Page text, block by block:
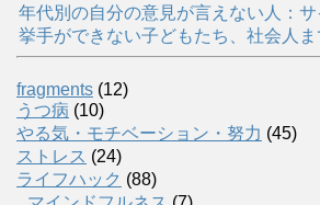
年代別の自分の意見が言えない人：サ
挙手ができない子どもたち、社会人ま
fragments (12)
うつ病 (10)
やる気・モチベーション・努力 (45)
ストレス (24)
ライフハック (88)